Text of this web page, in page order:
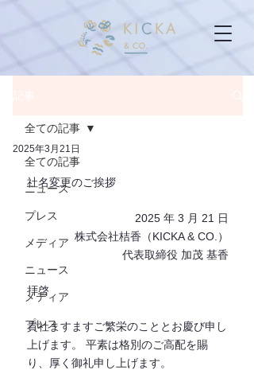
全ての記事
ニュース
プレス
メディア
ニュース
メディア
プレス
全ての記事
2025年3月21日
社名変更のご挨拶
2025 年 3 ⽉ 21 ⽇
株式会社桔⾹（KICKA & CO.）
代表取締役 加茂 基⾹
拝啓
貴社ますますご繁栄のこととお慶び申し
上げます。 平素は格別のご⾼配を賜
り、厚く御礼申し上げます。